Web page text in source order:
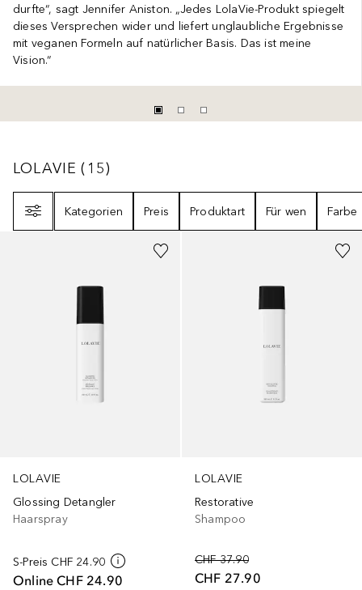
durfte“, sagt Jennifer Aniston. „Jedes LolaVie-Produkt spiegelt
dieses Versprechen wider und liefert unglaubliche Ergebnisse
mit veganen Formeln auf natürlicher Basis. Das ist meine
Vision.“
LOLAVIE 15
LOLAVIE ( 15)
Kategorien
Preis Produktart Für wen Farbe
LOLAVIE
Glossing Detangler
Haarspray
S-Preis CHF 24.90
Online CHF 24.90
LOLAVIE
Restorative
Shampoo
CHF 37.90
CHF 27.90